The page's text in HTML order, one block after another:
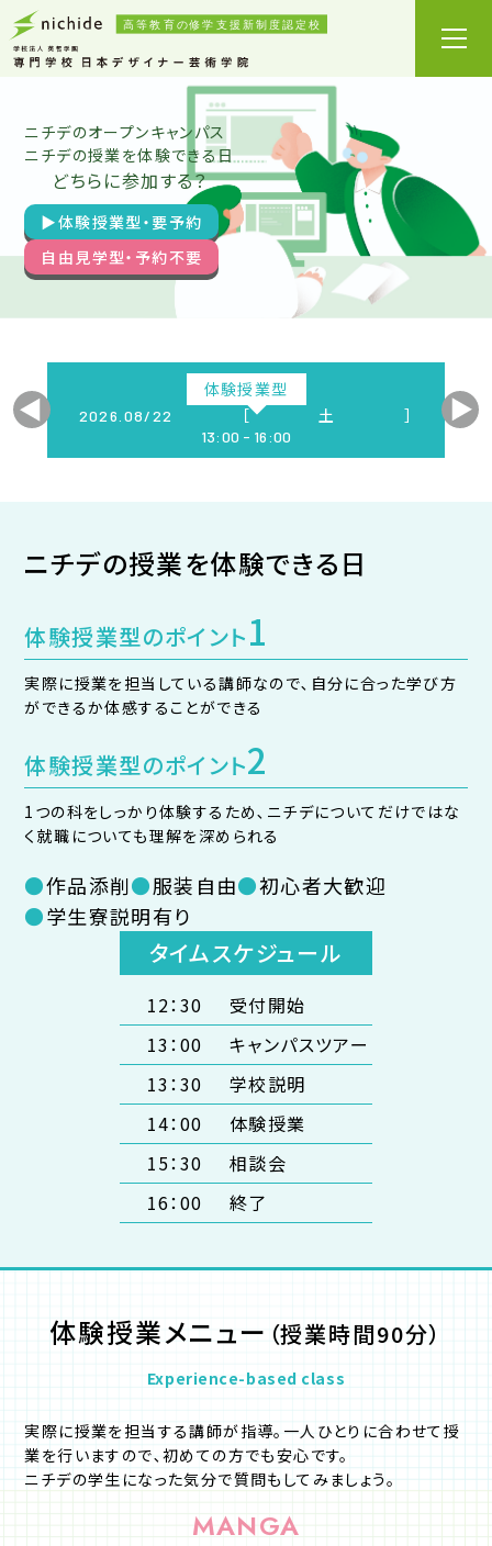
ニチデのオープンキャンパス
ニチデの授業を体験できる日
どちらに参加する？
▶︎体験授業型・要予約
自由見学型・予約不要
体験授業型
2026. 09/05 ［土］
13:00 - 16:00
ニチデの授業を体験できる日
タイムスケジュール
12：30
受付開始
13：00
キャンパスツアー
13：30
学校説明
14：00
体験授業
15：30
相談会
16：00
終了
体験授業型のポイント1
実際に授業を担当している講師なので､⾃分に合った学び⽅
ができるか体感することができる
体験授業型のポイント2
1つの科をしっかり体験するため､ニチデについてだけではな
く就職についても理解を深められる
作品添削 服装⾃由
初⼼者⼤歓迎
学⽣寮説明有り
体験授業メニュー （授業時間90分）
Experience-based class
実際に授業を担当する講師が指導｡⼀⼈ひとりに合わせて授
業を⾏いますので､初めての⽅でも安⼼です。
ニチデの学⽣になった気分で質問もしてみましょう。
MANGA